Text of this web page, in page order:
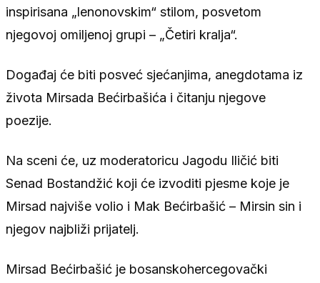
inspirisana „lenonovskim“ stilom, posvetom
njegovoj omiljenoj grupi – „Četiri kralja“.
Događaj će biti posveć sjećanjima, anegdotama iz
života Mirsada Bećirbašića i čitanju njegove
poezije.
Na sceni će, uz moderatoricu Jagodu Iličić biti
Senad Bostandžić koji će izvoditi pjesme koje je
Mirsad najviše volio i Mak Bećirbašić – Mirsin sin i
njegov najbliži prijatelj.
Mirsad Bećirbašić je bosanskohercegovački